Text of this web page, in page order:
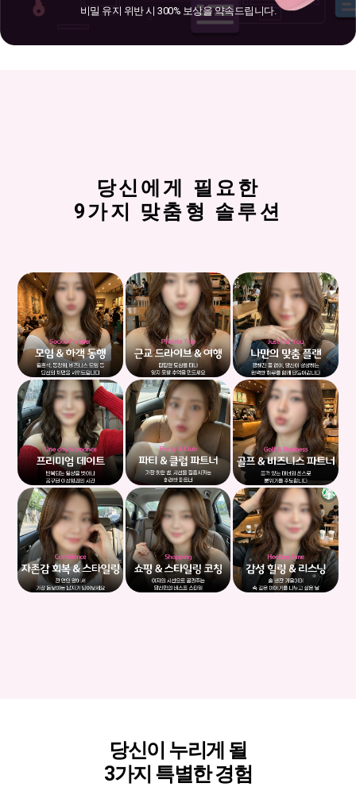
비밀 유지 위반 시 300% 보상을 약속드립니다.
당신에게 필요한
9가지 맞춤형 솔루션
당신이 누리게 될
3가지 특별한 경험